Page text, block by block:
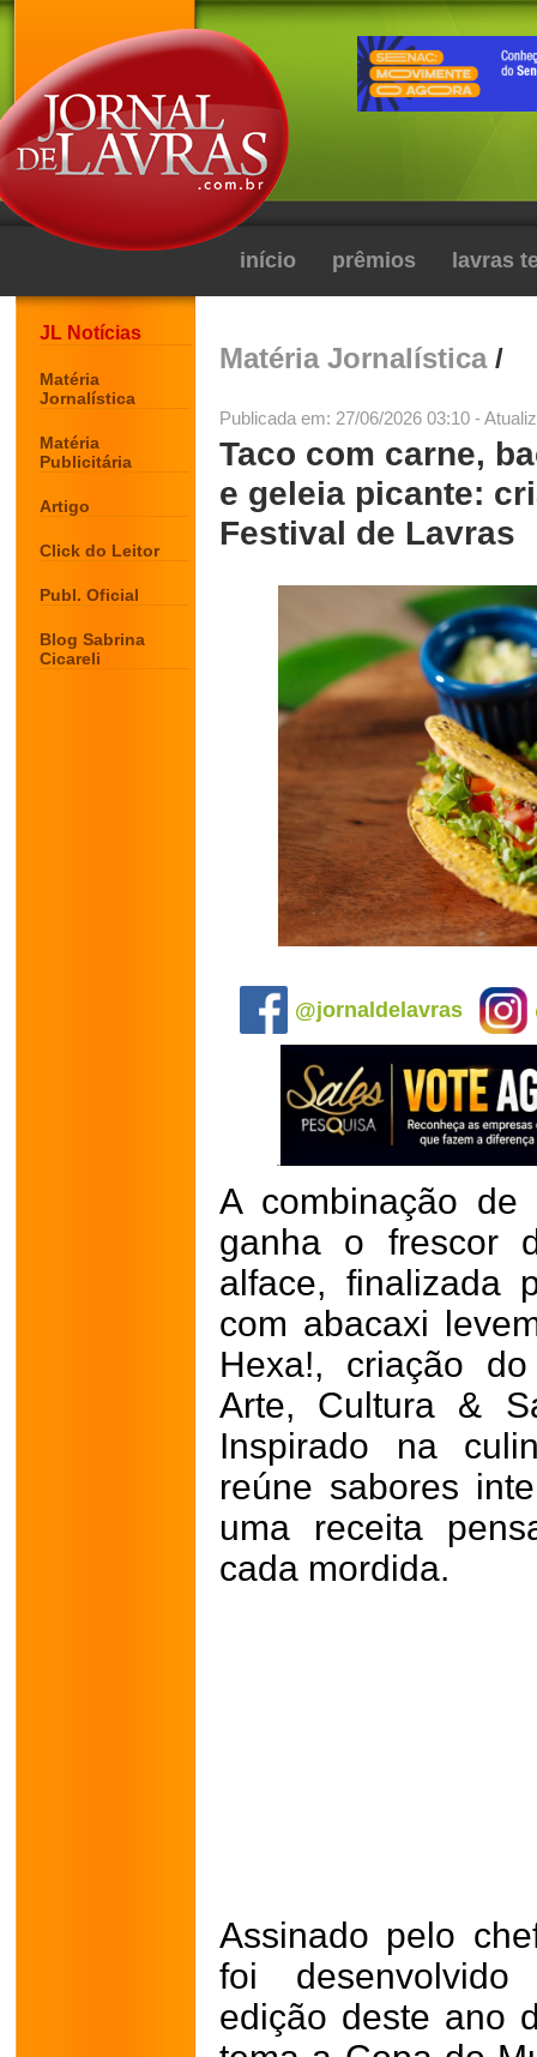
início prêmios lavras
JL Notícias
Matéria
Jornalística
Matéria
Publicitária
Artigo
Click do Leitor
Publ. Oficial
Blog Sabrina
Cicareli
Matéria Jornalística/
Publicada em: 27/06/2026 03:10 -
Taco com carne,
e geleia picante:
Festival de Lavras
@jornaldelavras
A combinação
ganha o frescor
alface, finalizada
com abacaxi
Hexa!, criação
Arte, Cultura &
Inspirado na
reúne sabores
uma receita
cada mordida.
Assinado pelo
foi
edição deste ano